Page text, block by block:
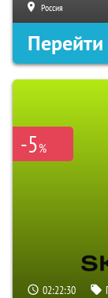
Россия
Перейти
-5%
02:22:29